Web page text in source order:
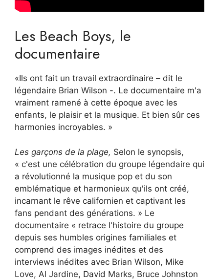
Les Beach Boys, le
documentaire
«Ils ont fait un travail extraordinaire – dit le
légendaire Brian Wilson -. Le documentaire m'a
vraiment ramené à cette époque avec les
enfants, le plaisir et la musique. Et bien sûr ces
harmonies incroyables. »
Les garçons de la plage, Selon le synopsis,
« c'est une célébration du groupe légendaire qui
a révolutionné la musique pop et du son
emblématique et harmonieux qu'ils ont créé,
incarnant le rêve californien et captivant les
fans pendant des générations. » Le
documentaire « retrace l'histoire du groupe
depuis ses humbles origines familiales et
comprend des images inédites et des
interviews inédites avec Brian Wilson, Mike
Love, Al Jardine, David Marks, Bruce Johnston